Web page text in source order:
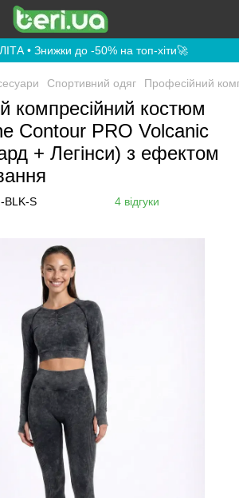
• Знижки до -50% на топ-хіти🚀
Спортивний одяг Професійний
компресійний костюм
Contour PRO Volcanic
+ Легінси) з ефектом
BLK-S 4 відгуки